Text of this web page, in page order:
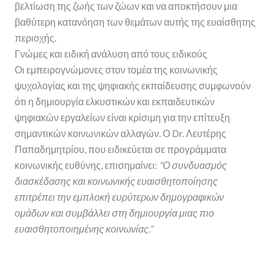
βελτίωση της ζωής των ζώων και να αποκτήσουν μια
βαθύτερη κατανόηση των θεμάτων αυτής της ευαίσθητης
περιοχής.
Γνώμες και ειδική ανάλυση από τους ειδικούς
Οι εμπειρογνώμονες στον τομέα της κοινωνικής
ψυχολογίας και της ψηφιακής εκπαίδευσης συμφωνούν
ότι η δημιουργία ελκυστικών και εκπαιδευτικών
ψηφιακών εργαλείων είναι κρίσιμη για την επίτευξη
σημαντικών κοινωνικών αλλαγών. Ο Dr. Λευτέρης
Παπαδημητρίου, που ειδικεύεται σε προγράμματα
κοινωνικής ευθύνης, επισημαίνει: “Ο συνδυασμός
διασκέδασης και κοινωνικής ευαισθητοποίησης
επιτρέπει την εμπλοκή ευρύτερων δημογραφικών
ομάδων και συμβάλλει στη δημιουργία μιας πιο
ευαισθητοποιημένης κοινωνίας.”